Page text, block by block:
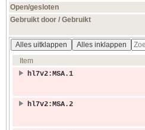
Open/gesloten
Gebruikt door / Gebruikt
Alles uitklappen
Alles inklappen
Item
hl7v2:MSA.1
hl7v2:MSA.2